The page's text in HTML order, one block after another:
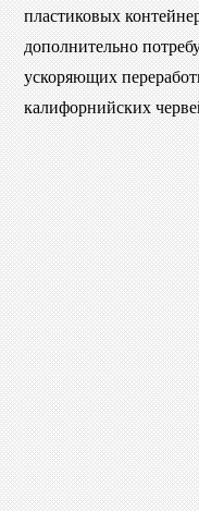
пластиковых
дополнительно
ускоряющих
калифорнийских